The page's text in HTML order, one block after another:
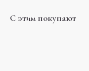
С этим покупают